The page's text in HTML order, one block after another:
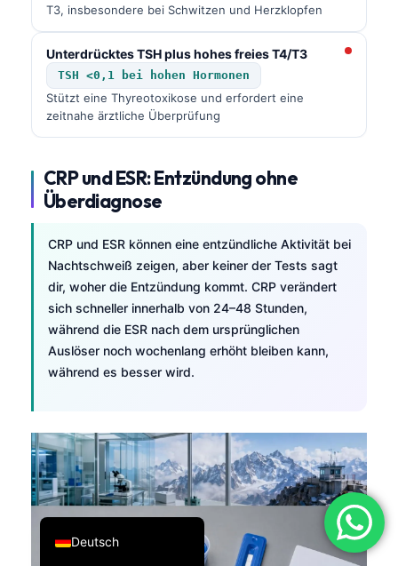
T3, insbesondere bei Schwitzen und Herzklopfen
Unterdrücktes TSH plus hohes freies T4/T3
TSH <0,1 bei hohen Hormonen
Stützt eine Thyreotoxikose und erfordert eine
zeitnahe ärztliche Überprüfung
CRP und ESR: Entzündung ohne
Überdiagnose
CRP und ESR können eine entzündliche Aktivität bei
Nachtschweiß zeigen, aber keiner der Tests sagt
dir, woher die Entzündung kommt. CRP verändert
sich schneller innerhalb von 24–48 Stunden,
während die ESR nach dem ursprünglichen
Auslöser noch wochenlang erhöht bleiben kann,
während es besser wird.
Deutsch
العربية
Français
Español
Português
Ελληνικά
Română
فارسی
Nederlands
हिन्दी
Հայերեն